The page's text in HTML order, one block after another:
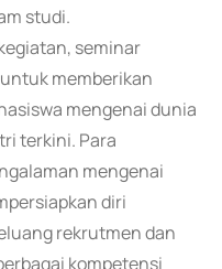
studi.
seminar
memberikan
mengenai dunia
terkini. Para
mengenai
diri
rekrutmen dan
kompetensi